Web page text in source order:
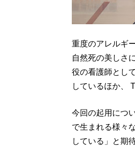
重度のアレルギ
自然死の美しさ
役の看護師とし
しているほか、
今回の起用につ
で生まれる様々
している」と期